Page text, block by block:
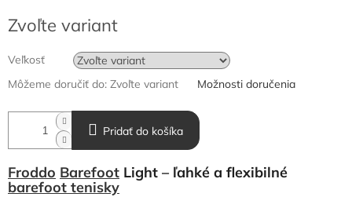
cena:
Zvoľte variant
Veľkosť
Môžeme doručiť do: Zvoľte variant Možnosti doručenia
Pridať do košíka
Froddo Barefoot Light – ľahké a flexibilné
barefoot tenisky